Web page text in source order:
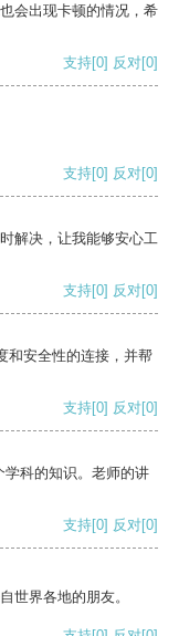
会出现卡顿的情况，希
支持[0] 反对[0]
支持[0] 反对[0]
解决，让我能够安心工
支持[0] 反对[0]
和安全性的连接，并帮
支持[0] 反对[0]
科的知识。老师的讲
支持[0] 反对[0]
世界各地的朋友。